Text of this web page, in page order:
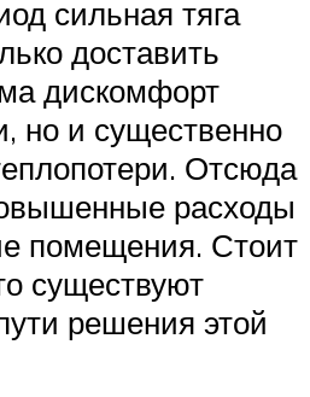
сильная тяга
доставить
дискомфорт
но и существенно
Отсюда
расходы
помещения. Стоит
существуют
решения этой